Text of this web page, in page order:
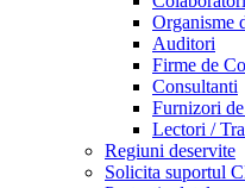
Organisme
Auditori
Firme de
Consultanti
Furnizori
Lectori /
Regiuni deservite
Solicita suportul